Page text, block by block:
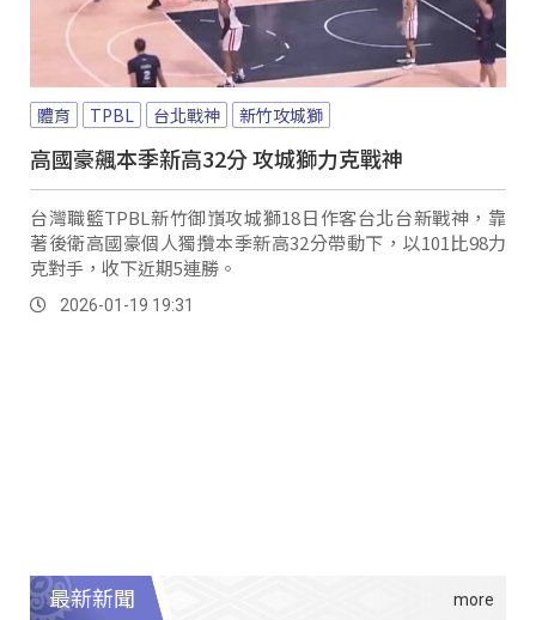
體育 TPBL 台北戰神 新竹攻城獅
高國豪飆本季新高32分 攻城獅力克戰神
台灣職籃TPBL新竹御嵿攻城獅18日作客台北台新戰神，靠
著後衛高國豪個人獨攬本季新高32分帶動下，以101比98力
克對手，收下近期5連勝。
2026-01-19 19:31
最新新聞